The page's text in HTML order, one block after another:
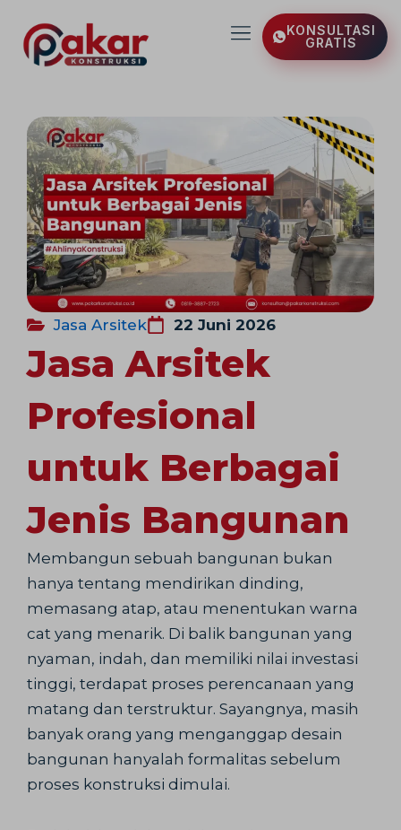
konten
KONSULTASI
GRATIS
Jasa Arsitek 22 Juni 2026
Jasa Arsitek
Profesional
untuk Berbagai
Jenis Bangunan
Membangun sebuah bangunan bukan
hanya tentang mendirikan dinding,
memasang atap, atau menentukan warna
cat yang menarik. Di balik bangunan yang
nyaman, indah, dan memiliki nilai investasi
tinggi, terdapat proses perencanaan yang
matang dan terstruktur. Sayangnya, masih
banyak orang yang menganggap desain
bangunan hanyalah formalitas sebelum
proses konstruksi dimulai.